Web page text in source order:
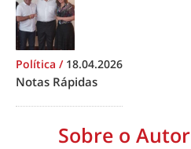
Política / 18.04.2026
Notas Rápidas
Sobre o Autor